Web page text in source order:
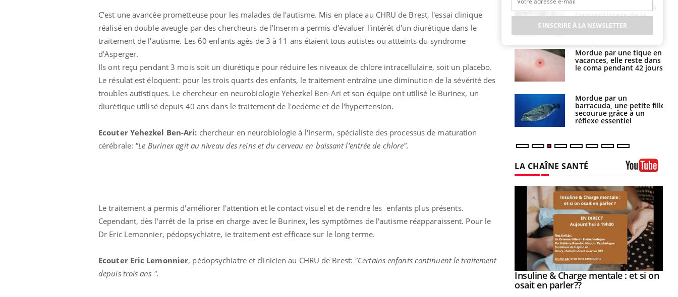
C'est une avancée prometteuse pour les malades de l'autisme. Mis en place au CHRU de Brest, l'essai clinique
réalisé en double aveugle par des chercheurs de l'Inserm a permis d'évaluer l'intérêt d'un diurétique dans le
traitement de l'autisme. Les 60 enfants agés de 3 à 11 ans étaient tous autistes ou attteints du syndrome
d'Asperger.
Ils ont reçu pendant 3 mois soit un diurétique pour réduire les niveaux de chlore intracellulaire, soit un placebo.
Le résulat est éloquent: pour les trois quarts des enfants, le traitement entraîne une diminution de la sévérité des
troubles autistiques. Le chercheur en neurobiologie Yehezkel Ben-Ari et son équipe ont utilisé le Burinex, un
diurétique utilisé depuis 40 ans dans le traitement de l'oedème et de l'hypertension.
Ecouter Yehezkel Ben-Ari: chercheur en neurobiologie à l'Inserm, spécialiste des processus de maturation
cérébrale: "Le Burinex agit au niveau des reins et du cerveau en baissant l'entrée de chlore".
Le traitement a permis d'améliorer l'attention et le contact visuel et de rendre les enfants plus présents.
Cependant, dès l'arrêt de la prise en charge avec le Burinex, les symptômes de l'autisme réapparaissent. Pour le
Dr Eric Lemonnier, pédopsychiatre, ie traitement est efficace sur le long terme.
Ecouter Eric Lemonnier, pédopsychiatre et clinicien au CHRU de Brest: "Certains enfants continuent le traitement
depuis trois ans ".
tous les jours se profile-t-
jours de vos vacances ?
Fortes chaleurs :
pourquoi le risque de
freiner la propagation du
finalement être bénéfique
Grossesse et chaleur : ce
l'apprentissage de la
lecture ?
Mordue par une tique en
vacances, elle reste dans
le coma pendant 42 jours
Mordue par un
barracuda, une petite fille
secourue grâce à un
réflexe essentiel
LA CHAÎNE SANTÉ
Youtube
Carence en fer : comprendre pour
prévenirYoutube
Fatigue, irritabilité, brouillard mental ou
carence en fer sont multiples ce qui la rend
Youtube
Insuline & Charge mentale : et si on
osait en parler??Youtube
S'INSCRIRE À LA NEWSLETTER